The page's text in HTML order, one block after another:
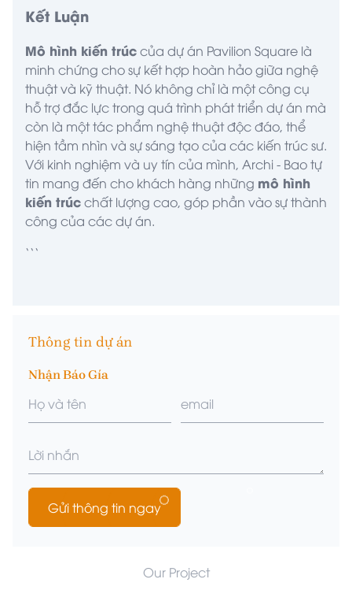
Kết Luận
Mô hình kiến trúccủa dự án Pavilion Square là
minh chứng cho sự kết hợp hoàn hảo giữa nghệ
thuật và kỹ thuật. Nó không chỉ là một công cụ
hỗ trợ đắc lực trong quá trình phát triển dự án mà
còn là một tác phẩm nghệ thuật độc đáo, thể
hiện tầm nhìn và sự sáng tạo của các kiến trúc sư.
Với kinh nghiệm và uy tín của mình, Archi - Baotự
tin mang đến cho khách hàng những mô hình
kiến trúcchất lượng cao, góp phần vào sự thành
công của các dự án.
```
Thông tin dự án
Nhận Báo Gía
Gửi thông tin ngay
Our Project